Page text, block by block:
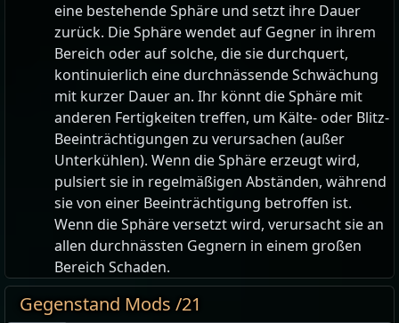
eine bestehende Sphäre und setzt ihre Dauer
zurück. Die Sphäre wendet auf Gegner in ihrem
Bereich oder auf solche, die sie durchquert,
kontinuierlich eine durchnässende Schwächung
mit kurzer Dauer an. Ihr könnt die Sphäre mit
anderen Fertigkeiten treffen, um Kälte- oder Blitz-
Beeinträchtigungen zu verursachen (außer
Unterkühlen). Wenn die Sphäre erzeugt wird,
pulsiert sie in regelmäßigen Abständen, während
sie von einer Beeinträchtigung betroffen ist.
Wenn die Sphäre versetzt wird, verursacht sie an
allen durchnässten Gegnern in einem großen
Bereich Schaden.
Gegenstand Mods /21